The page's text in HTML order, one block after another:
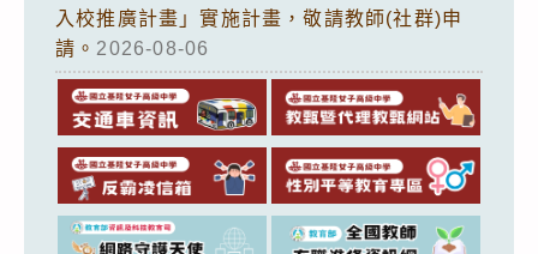
入校推廣計畫」實施計畫，敬請教師(社群)申
請。 2026-08-06